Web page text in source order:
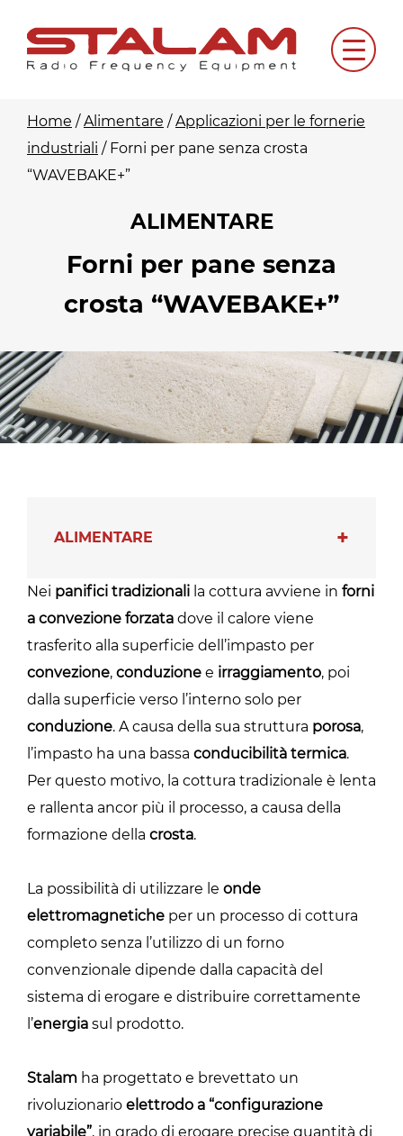
content
Menu
Home /Alimentare /Applicazioni per le fornerie
industriali / Forni per pane senza crosta
“WAVEBAKE+”
ALIMENTARE
Forni per pane senza
crosta “WAVEBAKE+”
ALIMENTARE
Nei panifici tradizionali la cottura avviene in forni
a convezione forzata dove il calore viene
trasferito alla superficie dell’impasto per
convezione, conduzione e irraggiamento, poi
dalla superficie verso l’interno solo per
conduzione. A causa della sua struttura porosa,
l’impasto ha una bassa conducibilità termica.
Per questo motivo, la cottura tradizionale è lenta
e rallenta ancor più il processo, a causa della
formazione della crosta.
La possibilità di utilizzare le onde
elettromagnetiche per un processo di cottura
completo senza l’utilizzo di un forno
convenzionale dipende dalla capacità del
sistema di erogare e distribuire correttamente
l’energia sul prodotto.
Stalam ha progettato e brevettato un
rivoluzionario elettrodo a “configurazione
variabile”, in grado di erogare precise quantità di